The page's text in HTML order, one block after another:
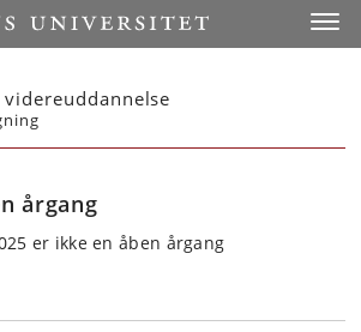
videreuddannelse
årgang
er ikke en åben årgang